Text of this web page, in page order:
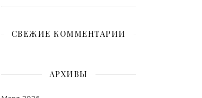
СВЕЖИЕ КОММЕНТАРИИ
АРХИВЫ